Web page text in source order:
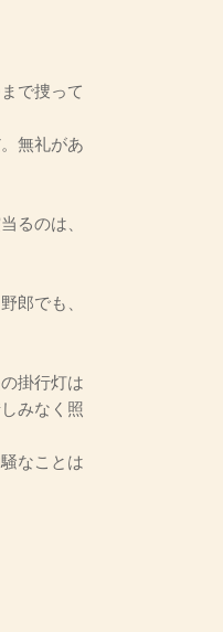
で捜って
無礼があ
るのは、
郎でも、
掛行灯は
みなく照
なことは